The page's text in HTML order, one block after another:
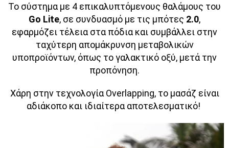
Το σύστημα με 4 επικαλυπτόμενους θαλάμους του
Go Lite, σε συνδυασμό με τις μπότες 2.0,
εφαρμόζει τέλεια στα πόδια και συμβάλλει στην
ταχύτερη απομάκρυνση μεταβολικών
υποπροϊόντων, όπως το γαλακτικό οξύ, μετά την
προπόνηση.
Χάρη στην τεχνολογία Overlapping, το μασάζ είναι
αδιάκοπο και ιδιαίτερα αποτελεσματικό!